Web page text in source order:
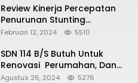
Review Kinerja Percepatan
Penurunan Stunting
Kabupaten Bengkulu Selatan
Februari 12, 2024 5510
SDN 114 B/S Butuh Untuk
Renovasi Perumahan, Dan
Sumur, Yang Sudah Tidak
Agustus 26, 2024 5276